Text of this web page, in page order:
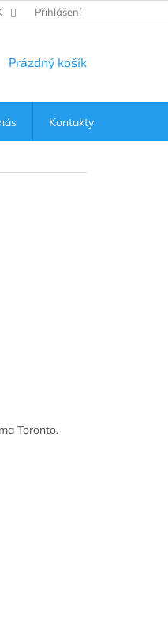
Přihlášení
NÁKUPNÍ
Prázdný košík
Kontakty
Toronto.